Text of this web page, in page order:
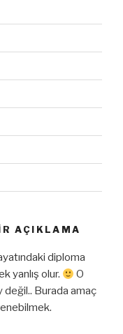
AÇIKLAMA
diploma
yanlış olur.
O
değil.. Burada amaç